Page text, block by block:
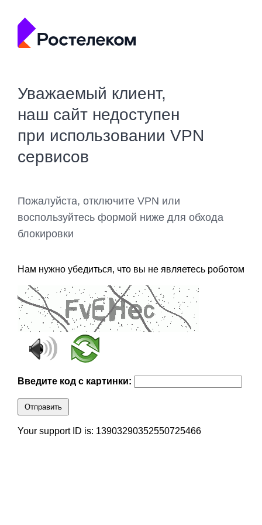
Уважаемый клиент,
наш сайт недоступен
при использовании VPN
сервисов
Пожалуйста, отключите VPN или
воспользуйтесь формой ниже для обхода
блокировки
Нам нужно убедиться, что вы не являетесь роботом
Введите код с картинки:
Отправить
Your support ID is: 13903290352550725466